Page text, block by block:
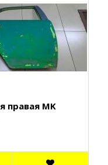
правая MK